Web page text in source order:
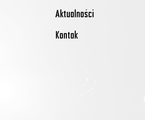
Aktualności
Kontak